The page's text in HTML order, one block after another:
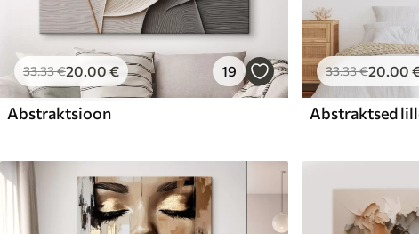
33.33€20.00 € 19
Abstraktsioon
33.33€20.00
Abstraktsed